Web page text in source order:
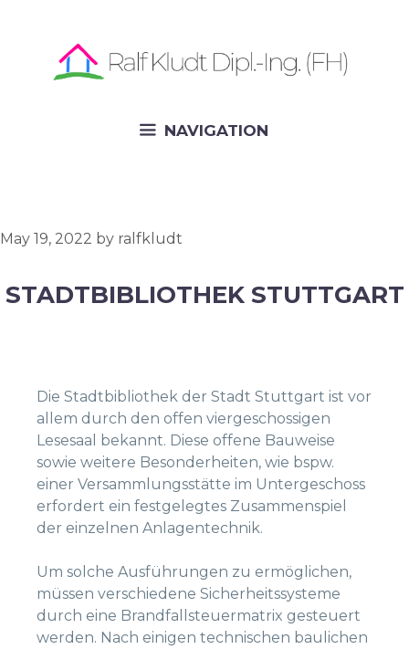
NAVIGATION
May 19, 2022 by ralfkludt
STADTBIBLIOTHEK STUTTGART
Die Stadtbibliothek der Stadt Stuttgart ist vor
allem durch den offen viergeschossigen
Lesesaal bekannt. Diese offene Bauweise
sowie weitere Besonderheiten, wie bspw.
einer Versammlungsstätte im Untergeschoss
erfordert ein festgelegtes Zusammenspiel
der einzelnen Anlagentechnik.
Um solche Ausführungen zu ermöglichen,
müssen verschiedene Sicherheitssysteme
durch eine Brandfallsteuermatrix gesteuert
werden. Nach einigen technischen baulichen